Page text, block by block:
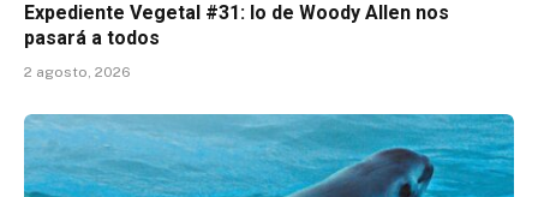
Expediente Vegetal #31: lo de Woody Allen nos
pasará a todos
2 agosto, 2026